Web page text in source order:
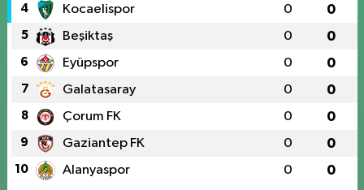
4 Kocaelispor 0 0
5 Beşiktaş 0 0
6 Eyüpspor 0 0
7 Galatasaray 0 0
8 Çorum FK 0 0
9 Gaziantep FK 0 0
10 Alanyaspor 0 0